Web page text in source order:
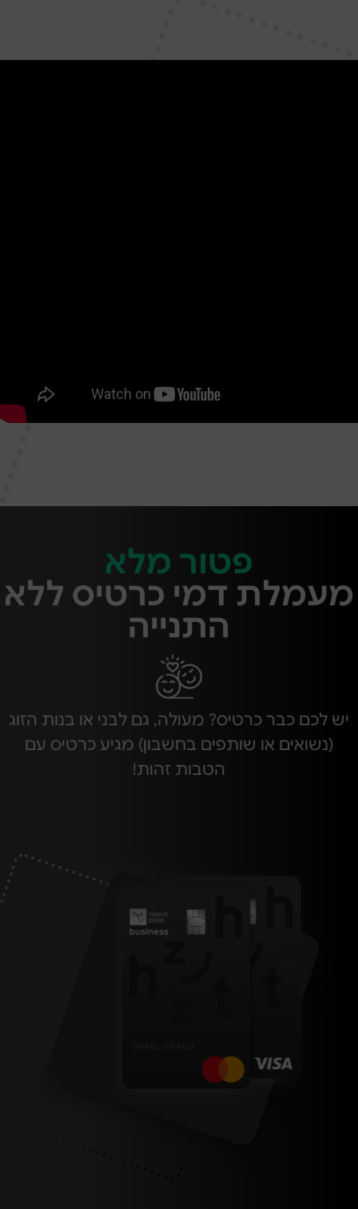
פטור מלא
מעמלת דמי כרטיס ללא
התנייה
יש לכם כבר כרטיס? מעולה, גם לבני או בנות הזוג
(נשואים או שותפים בחשבון) מגיע כרטיס עם
הטבות זהות!